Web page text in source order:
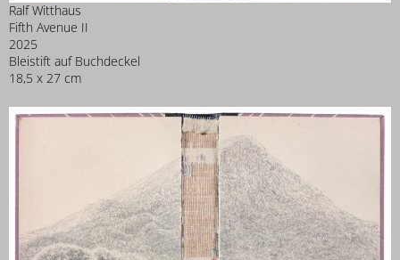
Ralf Witthaus
Fifth Avenue II
2025
Bleistift auf Buchdeckel
18,5 x 27 cm